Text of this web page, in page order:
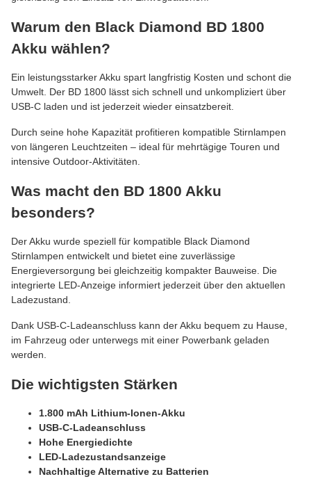
Warum den Black Diamond BD 1800
Akku wählen?
Ein leistungsstarker Akku spart langfristig Kosten und schont die
Umwelt. Der BD 1800 lässt sich schnell und unkompliziert über
USB-C laden und ist jederzeit wieder einsatzbereit.
Durch seine hohe Kapazität profitieren kompatible Stirnlampen
von längeren Leuchtzeiten – ideal für mehrtägige Touren und
intensive Outdoor-Aktivitäten.
Was macht den BD 1800 Akku
besonders?
Der Akku wurde speziell für kompatible Black Diamond
Stirnlampen entwickelt und bietet eine zuverlässige
Energieversorgung bei gleichzeitig kompakter Bauweise. Die
integrierte LED-Anzeige informiert jederzeit über den aktuellen
Ladezustand.
Dank USB-C-Ladeanschluss kann der Akku bequem zu Hause,
im Fahrzeug oder unterwegs mit einer Powerbank geladen
werden.
Die wichtigsten Stärken
1.800 mAh Lithium-Ionen-Akku
USB-C-Ladeanschluss
Hohe Energiedichte
LED-Ladezustandsanzeige
Nachhaltige Alternative zu Batterien